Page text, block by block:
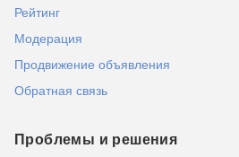
Рейтинг
Модерация
Продвижение объявления
Обратная связь
Проблемы и решения